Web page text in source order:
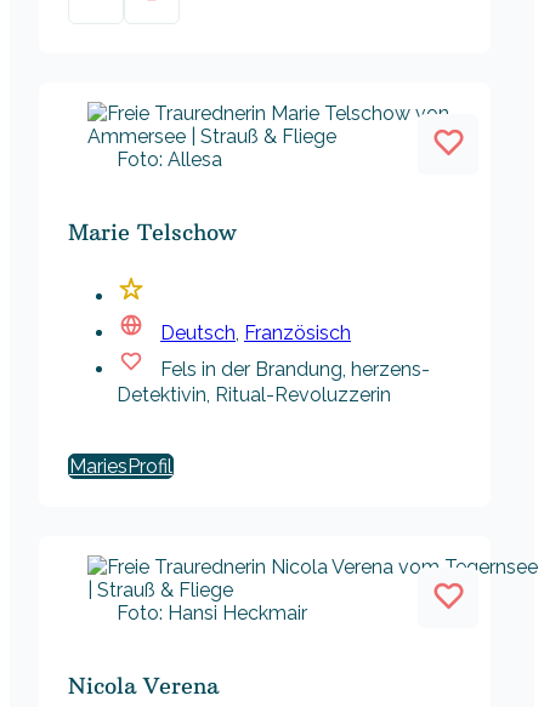
Foto: Allesa
Marie Telschow
Deutsch, Französisch
Fels in der Brandung, herzens-
Detektivin, Ritual-Revoluzzerin
Maries
Foto: Hansi Heckmair
Nicola Verena